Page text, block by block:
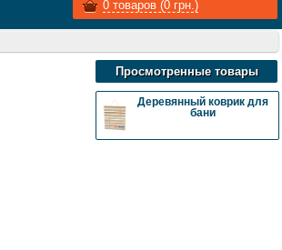
0 товаров (0 грн.)
Просмотренные товары
Деревянный коврик для
бани